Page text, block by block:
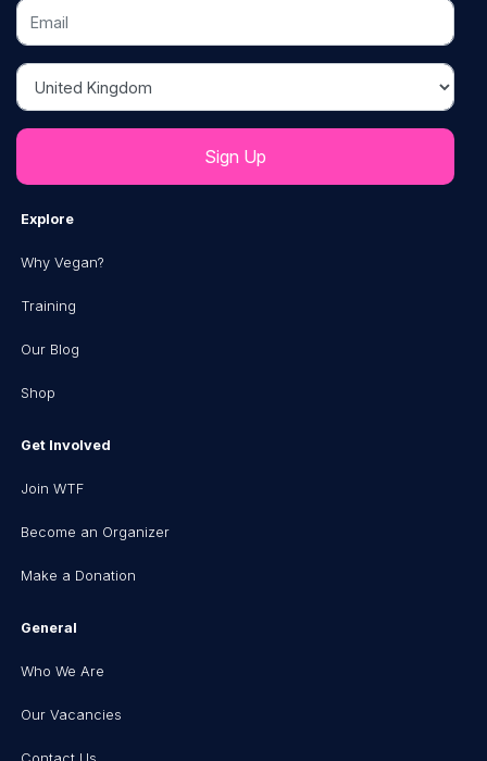
Email
Country
Explore
Why Vegan?
Training
Our Blog
Shop
Get Involved
Join WTF
Become an Organizer
Make a Donation
General
Who We Are
Our Vacancies